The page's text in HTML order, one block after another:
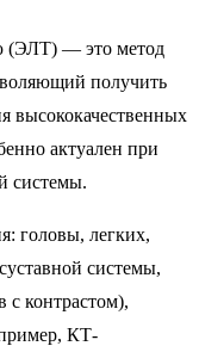
(ЭЛТ) — это метод
получить
высококачественных
актуален при
системы.
головы, легких,
системы,
с контрастом),
КТ-